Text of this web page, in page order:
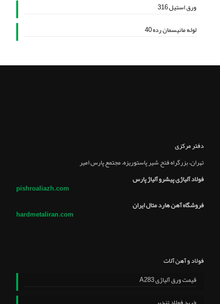
ورق استیل 316
لوله مانیسمان رده 40
دفتر مرکزی
تهران، بزرگراه فتح, شير پاستوريزه، مجتمع پارس امير
فولاد آلیاژی پیشرو آلیاژ پارس
pishroaliazh.com
فروشگاه آهن هارد متال ایران
hardmetaliran.com
فولاد و آهن آلات
قیمت ورق آلیاژی A283